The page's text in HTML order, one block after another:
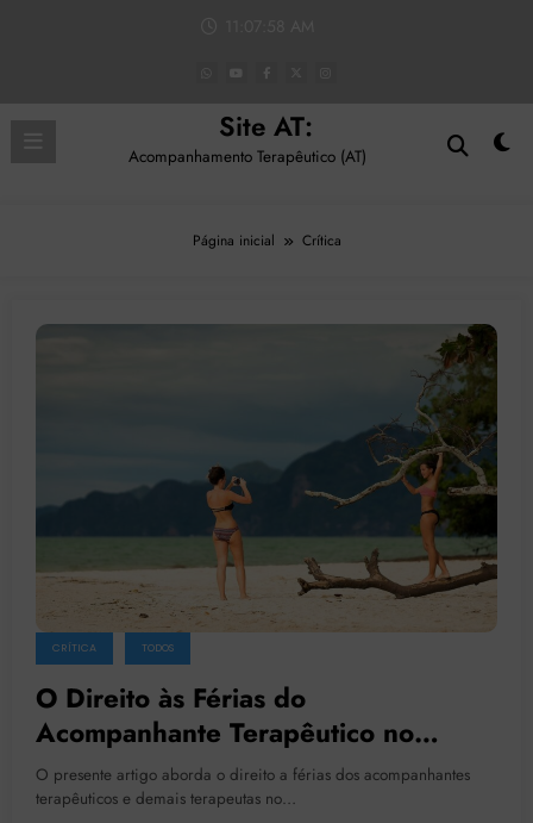
Site AT:
Acompanhamento Terapêutico (AT)
Página inicial Crítica
CRÍTICA TODOS
O Direito às Férias do
Acompanhante Terapêutico no
Brasil: Um Benefício Legalmente
Assegurado
O presente artigo aborda o direito a férias dos acompanhantes
terapêuticos e demais terapeutas no…